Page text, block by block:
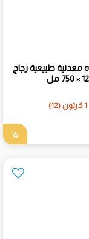
معدنية طبيعية زجاج
12 × 750 مل
1 كرتون (12)